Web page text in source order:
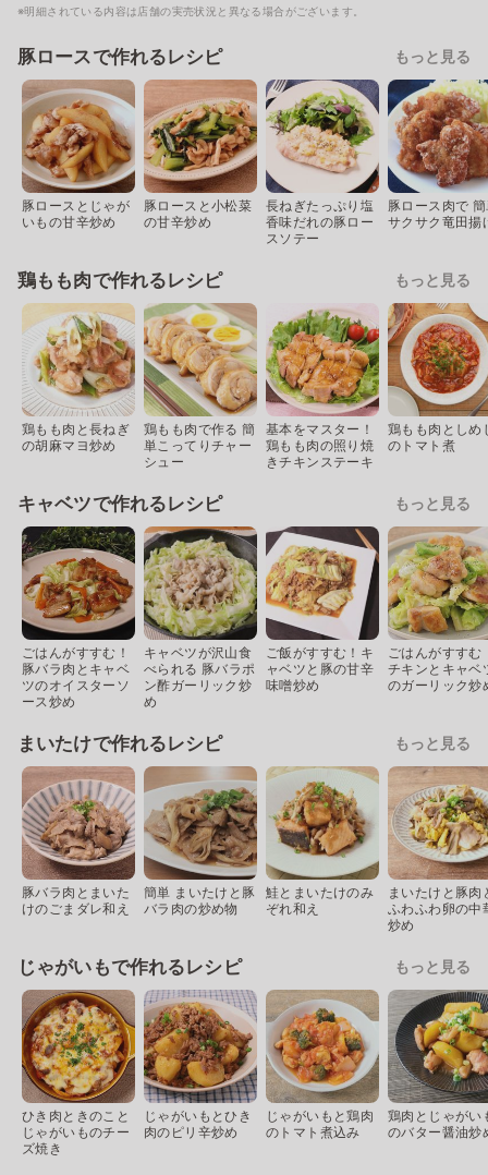
※明細されている内容は店舗の実売状況と異なる場合がございます。
豚ロースで作れるレシピ もっと見る
豚ロースとじゃが
いもの甘辛炒め
豚ロースと小松菜
の甘辛炒め
長ねぎたっぷり塩
香味だれの豚ロー
スソテー
豚ロース肉で
サクサク竜田揚
鶏もも肉で作れるレシピ もっと見る
鶏もも肉と長ねぎ
の胡麻マヨ炒め
鶏もも肉で作る 簡
単こってりチャー
シュー
基本をマスター！
鶏もも肉の照り焼
きチキンステーキ
鶏もも肉としめ
のトマト煮
キャベツで作れるレシピ もっと見る
ごはんがすすむ！
豚バラ肉とキャベ
ツのオイスターソ
ース炒め
キャベツが沢山食
べられる 豚バラポ
ン酢ガーリック炒
め
ご飯がすすむ！キ
ャベツと豚の甘辛
味噌炒め
ごはんがすすむ
チキンとキャベ
のガーリック炒
まいたけで作れるレシピ もっと見る
豚バラ肉とまいた
けのごまダレ和え
簡単 まいたけと豚
バラ肉の炒め物
鮭とまいたけのみ
ぞれ和え
まいたけと豚肉
ふわふわ卵の中
炒め
じゃがいもで作れるレシピ もっと見る
ひき肉ときのこと
じゃがいものチー
ズ焼き
じゃがいもとひき
肉のピリ辛炒め
じゃがいもと鶏肉
のトマト煮込み
鶏肉とじゃがい
のバター醤油炒